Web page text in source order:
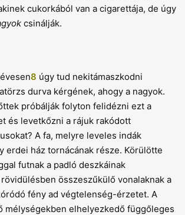
cukorkából van a cigarettája, de úgy
csinálják.
8 úgy tud nekitámaszkodni
durva kérgének, ahogy a nagyok.
próbálják folyton felidézni ezt a
és levetkőzni a rájuk rakódott
A fa, melyre leveles indák
erdei ház tornácának része. Körülötte
futnak a padló deszkáinak
összeszűkülő vonalaknak a
fény ad végtelenség-érzetet. A
mélységekben elhelyezkedő függőleges